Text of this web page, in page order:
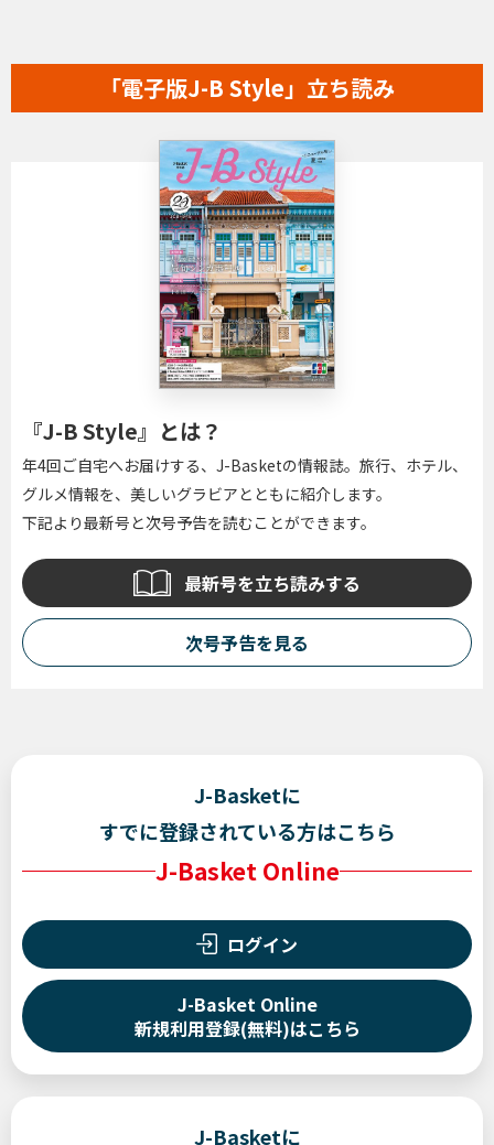
「電子版J-B Style」立ち読み
『J-B Style』とは？
年4回ご自宅へお届けする、J-Basketの情報誌。旅行、ホテル、
グルメ情報を、美しいグラビアとともに紹介します。
下記より最新号と次号予告を読むことができます。
最新号を立ち読みする
次号予告を見る
J-Basketに
すでに登録されている方はこちら
J-Basket Online
ログイン
J-Basket Online
新規利用登録(無料)はこちら
J-Basketに